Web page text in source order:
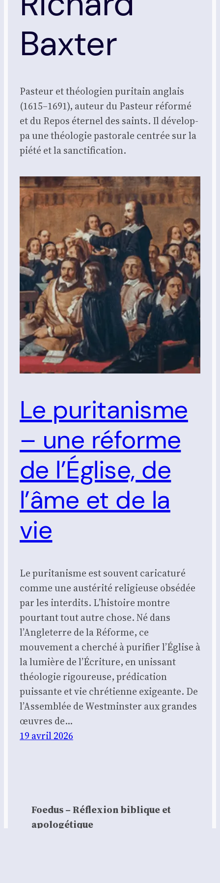
Baxter
Pas­teur et théo­lo­gien puri­tain anglais
(1615–1691), auteur du Pas­teur réfor­mé
et du Repos éter­nel des saints. Il déve­lop­
pa une théo­lo­gie pas­to­rale cen­trée sur la
pié­té et la sanc­ti­fi­ca­tion.
Le puritanisme
– une réforme
de l’Église, de
l’âme et de la
vie
Le puritanisme est souvent caricaturé
comme une austérité religieuse obsédée
par les interdits. L’histoire montre
pourtant tout autre chose. Né dans
l’Angleterre de la Réforme, ce
mouvement a cherché à purifier l’Église à
la lumière de l’Écriture, en unissant
théologie rigoureuse, prédication
puissante et vie chrétienne exigeante. De
l’Assemblée de Westminster aux grandes
œuvres de…
19 avril 2026
Foedus – Réflexion biblique et
apologétique